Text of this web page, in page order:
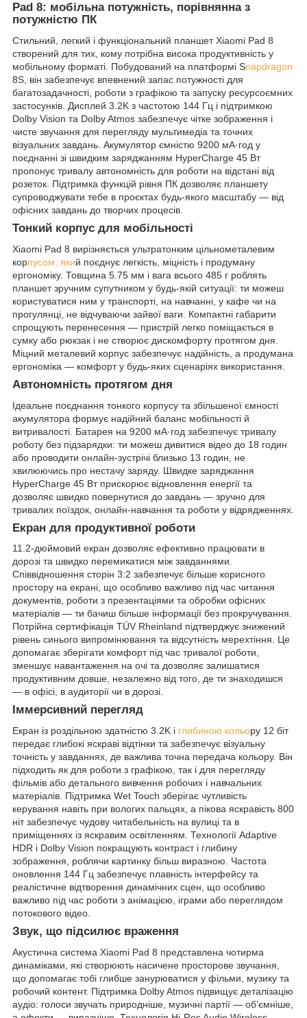
Pad 8: мобільна потужність, порівнянна з
потужністю ПК
Стильний, легкий і функціональний планшет Xiaomi Pad 8
створений для тих, кому потрібна висока продуктивність у
мобільному форматі. Побудований на платформі Snapdragon
8S, він забезпечує впевнений запас потужності для
багатозадачності, роботи з графікою та запуску ресурсоємних
застосунків. Дисплей 3.2K з частотою 144 Гц і підтримкою
Dolby Vision та Dolby Atmos забезпечує чітке зображення і
чисте звучання для перегляду мультимедіа та точних
візуальних завдань. Акумулятор ємністю 9200 мА·год у
поєднанні зі швидким заряджанням HyperCharge 45 Вт
пропонує тривалу автономність для роботи на відстані від
розеток. Підтримка функцій рівня ПК дозволяє планшету
супроводжувати тебе в проєктах будь-якого масштабу — від
офісних завдань до творчих процесів.
Тонкий корпус для мобільності
Xiaomi Pad 8 вирізняється ультратонким цільнометалевим
корпусом, який поєднує легкість, міцність і продуману
ергономіку. Товщина 5.75 мм і вага всього 485 г роблять
планшет зручним супутником у будь-якій ситуації: ти можеш
користуватися ним у транспорті, на навчанні, у кафе чи на
прогулянці, не відчуваючи зайвої ваги. Компактні габарити
спрощують перенесення — пристрій легко поміщається в
сумку або рюкзак і не створює дискомфорту протягом дня.
Міцний металевий корпус забезпечує надійність, а продумана
ергономіка — комфорт у будь-яких сценаріях використання.
Автономність протягом дня
Ідеальне поєднання тонкого корпусу та збільшеної ємності
акумулятора формує надійний баланс мобільності й
витривалості. Батарея на 9200 мА·год забезпечує тривалу
роботу без підзарядки: ти можеш дивитися відео до 18 годин
або проводити онлайн-зустрічі близько 13 годин, не
хвилюючись про нестачу заряду. Швидке заряджання
HyperCharge 45 Вт прискорює відновлення енергії та
дозволяє швидко повернутися до завдань — зручно для
тривалих поїздок, онлайн-навчання та роботи у відрядженнях.
Екран для продуктивної роботи
11.2-дюймовий екран дозволяє ефективно працювати в
дорозі та швидко перемикатися між завданнями.
Співвідношення сторін 3:2 забезпечує більше корисного
простору на екрані, що особливо важливо під час читання
документів, роботи з презентаціями та обробки офісних
матеріалів — ти бачиш більше інформації без прокручування.
Потрійна сертифікація TÜV Rheinland підтверджує знижений
рівень синього випромінювання та відсутність мерехтіння. Це
допомагає зберігати комфорт під час тривалої роботи,
зменшує навантаження на очі та дозволяє залишатися
продуктивним довше, незалежно від того, де ти знаходишся
— в офісі, в аудиторії чи в дорозі.
Іммерсивний перегляд
Екран із роздільною здатністю 3.2K і глибиною кольору 12 біт
передає глибокі яскраві відтінки та забезпечує візуальну
точність у завданнях, де важлива точна передача кольору. Він
підходить як для роботи з графікою, так і для перегляду
фільмів або детального вивчення робочих і навчальних
матеріалів. Підтримка Wet Touch зберігає чутливість
керування навіть при вологих пальцях, а пікова яскравість 800
ніт забезпечує чудову читабельність на вулиці та в
приміщеннях із яскравим освітленням. Технології Adaptive
HDR і Dolby Vision покращують контраст і глибину
зображення, роблячи картинку більш виразною. Частота
оновлення 144 Гц забезпечує плавність інтерфейсу та
реалістичне відтворення динамічних сцен, що особливо
важливо під час роботи з анімацією, іграми або переглядом
потокового відео.
Звук, що підсилює враження
Акустична система Xiaomi Pad 8 представлена чотирма
динаміками, які створюють насичене просторове звучання,
що допомагає тобі глибше занурюватися у фільми, музику та
робочий контент. Підтримка Dolby Atmos підвищує деталізацію
аудіо: голоси звучать природніше, музичні партії — об’ємніше,